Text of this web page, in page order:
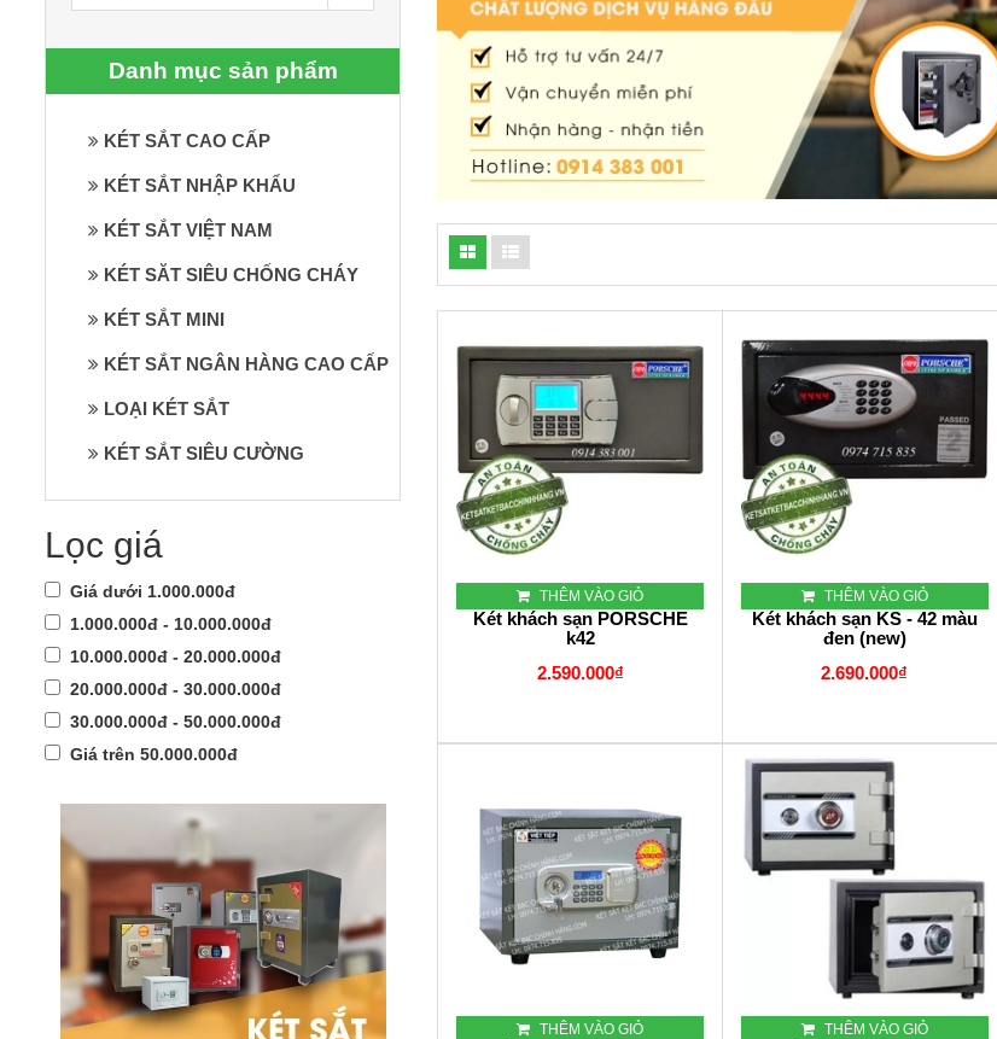
Danh mục sản phẩm
KÉT SẮT CAO CẤP
KÉT SẮT NHẬP KHẨU
KÉT SẮT VIỆT NAM
KÉT SĂT SIÊU CHỐNG CHÁY
KÉT SẮT MINI
KÉT SẮT NGÂN HÀNG CAO CẤP
LOẠI KÉT SẮT
KÉT SẮT SIÊU CƯỜNG
Lọc giá
Giá dưới 1.000.000đ
1.000.000đ - 10.000.000đ
10.000.000đ - 20.000.000đ
20.000.000đ - 30.000.000đ
30.000.000đ - 50.000.000đ
Giá trên 50.000.000đ
THÊM VÀO GIỎ
Két khách sạn PORSCHE
k42
2.590.000₫
THÊM VÀO GIỎ
Két khách sạn KS - 42 màu
đen (new)
2.690.000₫
THÊM VÀO GIỎ THÊM VÀO GIỎ